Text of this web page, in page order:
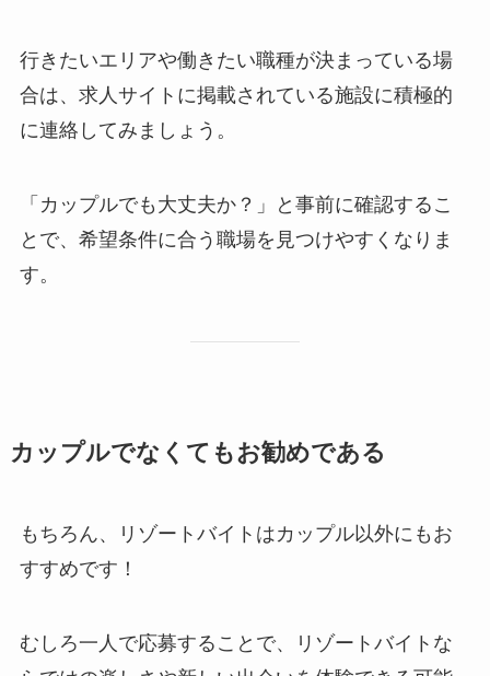
行きたいエリアや働きたい職種が決まっている場
合は、求人サイトに掲載されている施設に積極的
に連絡してみましょう。
「カップルでも大丈夫か？」と事前に確認するこ
とで、希望条件に合う職場を見つけやすくなりま
す。
カップルでなくてもお勧めである
もちろん、リゾートバイトはカップル以外にもお
すすめです！
むしろ一人で応募することで、リゾートバイトな